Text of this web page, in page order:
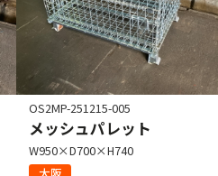
OS2MP-251215-005
メッシュパレット
W950×D700×H740